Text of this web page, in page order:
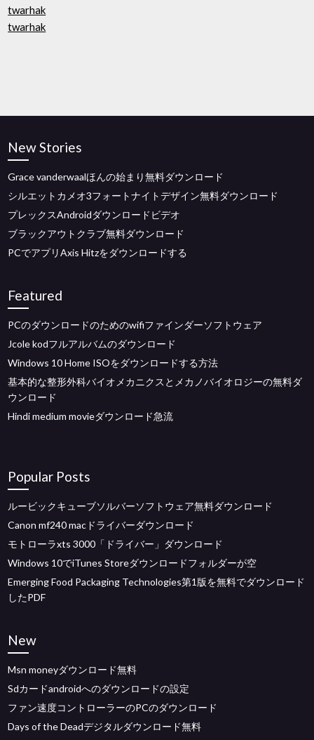
twarhak
twarhak
New Stories
Grace vanderwaalほんの始まり無料ダウンロード
シルエットカメオ3フォートナイトデザイン無料ダウンロード
プレックスAndroidダウンロードビデオ
ブラックアウトクラブ無料ダウンロード
PCでアプリAxis Hitzをダウンロードする
Featured
PCのダウンロードのためのwifiファインダーソフトウェア
Jcole kodフルアルバムのダウンロード
Windows 10 Home ISOをダウンロードする方法
基本的な整形外科バイオメカニクスとメカノバイオロジーの無料ダ
ウンロード
Hindi medium movieダウンロード急流
Popular Posts
ルービックキューブソルバーソフトウェア無料ダウンロード
Canon mf240 macドライバーダウンロード
モトローラxts 3000「ドライバー」ダウンロード
Windows 10でiTunes Storeダウンロードフォルダーが空
Emerging Food Packaging Technologies第1版を無料でダウンロード
したPDF
New
Msn moneyダウンロード無料
Sdカードandroidへのダウンロードの設定
ファン速度コントローラーのPCのダウンロード
Days of the Deadデジタルダウンロード無料